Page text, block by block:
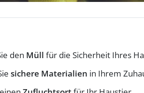
den Müll für die Sicherheit Ihres
sichere Materialien in Ihrem